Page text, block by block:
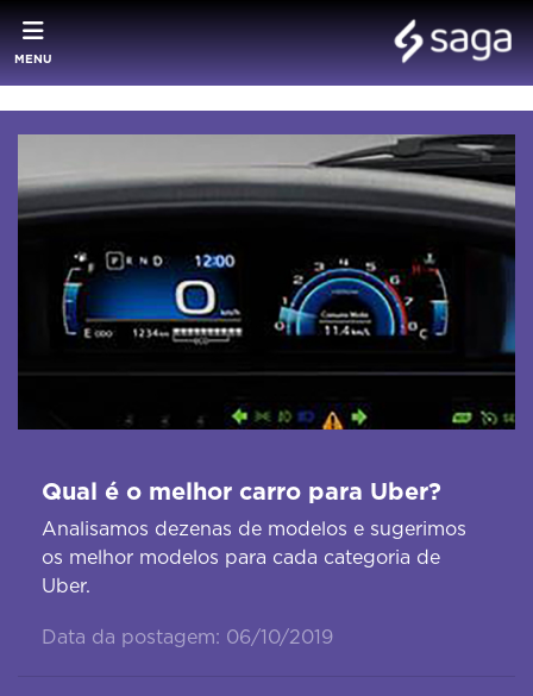
MENU
Qual é o melhor carro para Uber?
Analisamos dezenas de modelos e sugerimos
os melhor modelos para cada categoria de
Uber.
Data da postagem: 06/10/2019